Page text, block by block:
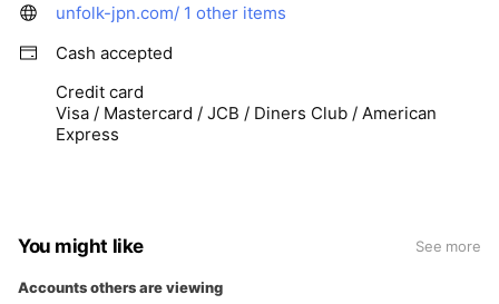
unfolk-jpn.com/ 1 other items
Cash accepted
Credit card
Visa / Mastercard / JCB / Diners Club / American
Express
You might like See more
Accounts others are viewing